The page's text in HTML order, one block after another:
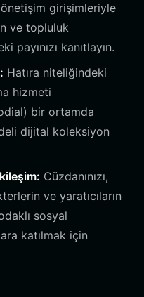
girişimleriyle
ve topluluk
payınızı kanıtlayın.
Hatıra niteliğindeki
hizmeti
bir ortamda
dijital koleksiyon
Cüzdanınızı,
ve yaratıcıların
sosyal
katılmak için